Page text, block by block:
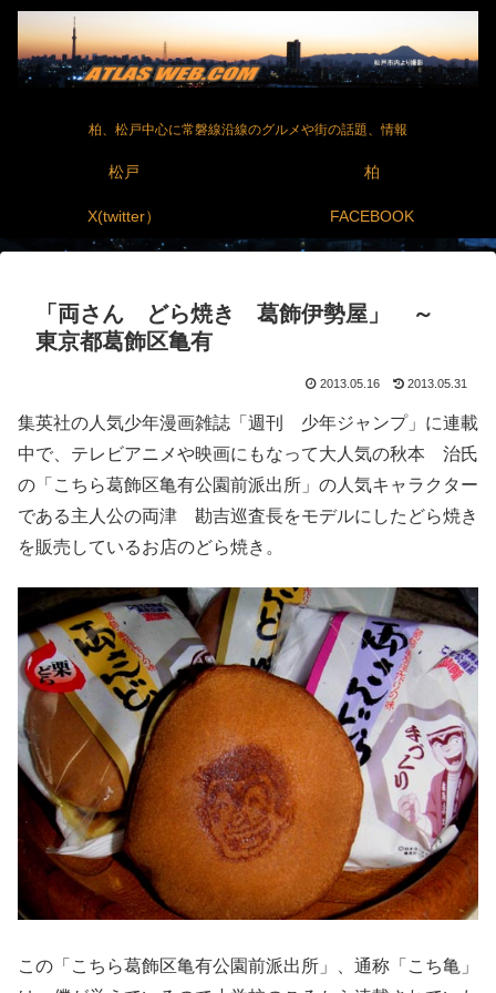
柏、松戸中心に常磐線沿線のグルメや街の話題、情報
松戸 柏
X(twitter） FACEBOOK
「両さん どら焼き 葛飾伊勢屋」 ～
東京都葛飾区亀有
2013.05.16 2013.05.31
集英社の人気少年漫画雑誌「週刊 少年ジャンプ」に連載
中で、テレビアニメや映画にもなって大人気の秋本 治氏
の「こちら葛飾区亀有公園前派出所」の人気キャラクター
である主人公の両津 勘吉巡査長をモデルにしたどら焼き
を販売しているお店のどら焼き。
この「こちら葛飾区亀有公園前派出所」、通称「こち亀」